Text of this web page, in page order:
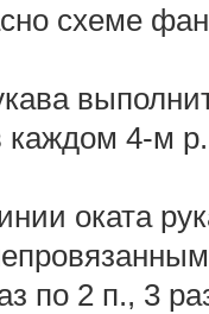
схеме
каждом 4-м
оката
по 2 п., 3